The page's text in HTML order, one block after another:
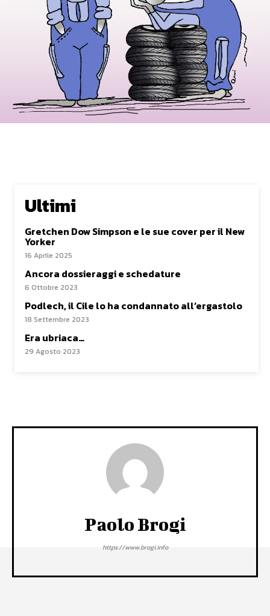
Ultimi
Gretchen Dow Simpson e le sue cover per il New
Yorker
16 Aprile 2025
Ancora dossieraggi e schedature
6 Ottobre 2023
Podlech, il Cile lo ha condannato all’ergastolo
18 Settembre 2023
Era ubriaca…
29 Agosto 2023
Paolo Brogi
https://www.brogi.info